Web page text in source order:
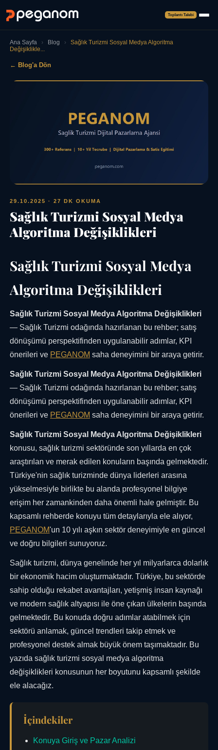
Toplantı Talebi
Ana Sayfa › Blog ›
Sağlık Turizmi Sosyal Medya Algoritma
Değişiklikle...
← Blog'a Dön
29.10.2025 · 27 DK OKUMA
Sağlık Turizmi Sosyal Medya
Algoritma Değişiklikleri
Sağlık Turizmi Sosyal Medya
Algoritma Değişiklikleri
Sağlık Turizmi Sosyal Medya Algoritma Değişiklikleri
— Sağlık Turizmi odağında hazırlanan bu rehber; satış
dönüşümü perspektifinden uygulanabilir adımlar, KPI
önerileri ve PEGANOM saha deneyimini bir araya getirir.
Sağlık Turizmi Sosyal Medya Algoritma Değişiklikleri
— Sağlık Turizmi odağında hazırlanan bu rehber; satış
dönüşümü perspektifinden uygulanabilir adımlar, KPI
önerileri ve PEGANOM saha deneyimini bir araya getirir.
Sağlık Turizmi Sosyal Medya Algoritma Değişiklikleri
konusu, sağlık turizmi sektöründe son yıllarda en çok
araştırılan ve merak edilen konuların başında gelmektedir.
Türkiye'nin sağlık turizminde dünya liderleri arasına
yükselmesiyle birlikte bu alanda profesyonel bilgiye
erişim her zamankinden daha önemli hale gelmiştir. Bu
kapsamlı rehberde konuyu tüm detaylarıyla ele alıyor,
PEGANOM'un 10 yılı aşkın sektör deneyimiyle en güncel
ve doğru bilgileri sunuyoruz.
Sağlık turizmi, dünya genelinde her yıl milyarlarca dolarlık
bir ekonomik hacim oluşturmaktadır. Türkiye, bu sektörde
sahip olduğu rekabet avantajları, yetişmiş insan kaynağı
ve modern sağlık altyapısı ile öne çıkan ülkelerin başında
gelmektedir. Bu konuda doğru adımlar atabilmek için
sektörü anlamak, güncel trendleri takip etmek ve
profesyonel destek almak büyük önem taşımaktadır. Bu
yazıda sağlık turizmi sosyal medya algoritma
değişiklikleri konusunun her boyutunu kapsamlı şekilde
ele alacağız.
İçindekiler
Konuya Giriş ve Pazar Analizi